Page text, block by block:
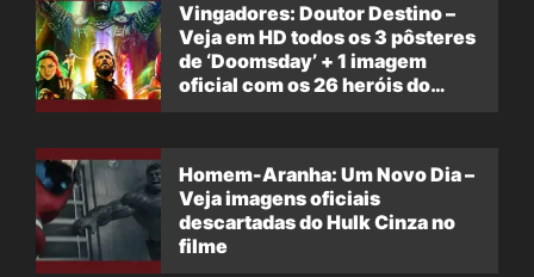
Vingadores: Doutor Destino –
Veja em HD todos os 3 pôsteres
de ‘Doomsday’ + 1 imagem
oficial com os 26 heróis do
Homem-Aranha: Um Novo Dia –
Veja imagens oficiais
descartadas do Hulk Cinza no
filme